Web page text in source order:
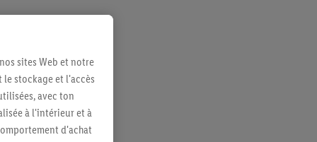
sites Web et notre
stockage et l'accès
avec ton
à l'intérieur et à
d'achat